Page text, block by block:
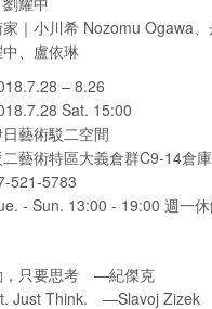
｜小川希 Nozomu Ogawa
、盧依琳
– 8.26
Sat. 15:00
藝術駁二空間
藝術特區大義倉群C9-14倉庫
521-5783
- Sun. 13:00 - 19:00 週一
，只要思考 —紀傑克
Just Think. —Slavoj Zizek